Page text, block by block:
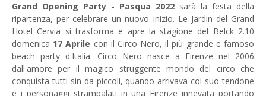
Grand Opening Party - Pasqua 2022 sarà la festa della
ripartenza, per celebrare un nuovo inizio. Le Jardin del Grand
Hotel Cervia si trasforma e apre la stagione del Belck 2.10
domenica 17 Aprile con il Circo Nero, il più grande e famoso
beach party d'Italia. Circo Nero nasce a Firenze nel 2006
dall'amore per il magico struggente mondo del circo che
conquista tutti sin da piccoli, quando arrivava col suo tendone
e i personaggi strampalati in una Firenze innevata portando